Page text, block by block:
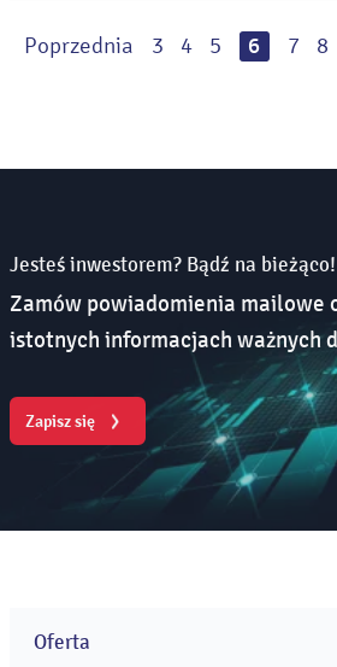
Poprzednia 3 4 5 6 7 8
Jesteś inwestorem? Bądź na bieżąco!
Zamów powiadomienia mailowe
istotnych informacjach ważnych
Zapisz się
Oferta